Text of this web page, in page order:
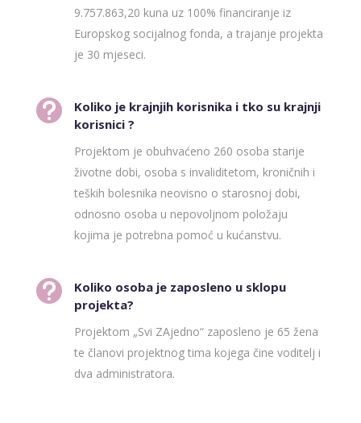
9.757.863,20 kuna uz 100% financiranje iz
Europskog socijalnog fonda, a trajanje projekta
je 30 mjeseci.

Koliko je krajnjih korisnika i tko su krajnji
korisnici ?
Projektom je obuhvaćeno 260 osoba starije
životne dobi, osoba s invaliditetom, kroničnih i
teških bolesnika neovisno o starosnoj dobi,
odnosno osoba u nepovoljnom položaju
kojima je potrebna pomoć u kućanstvu.

Koliko osoba je zaposleno u sklopu
projekta?
Projektom „Svi ZAjedno“ zaposleno je 65 žena
te članovi projektnog tima kojega čine voditelj i
dva administratora.